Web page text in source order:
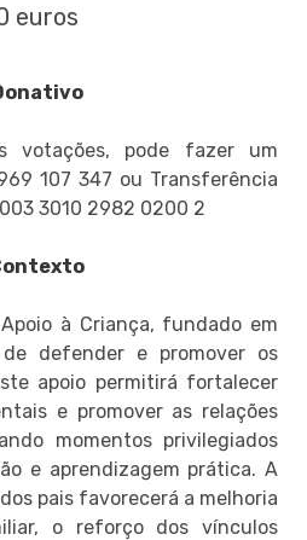
euros
votações, pode fazer um
107 347 ou Transferência
3010 2982 0200 2
à Criança, fundado em
defender e promover os
apoio permitirá fortalecer
e promover as relações
momentos privilegiados
e aprendizagem prática. A
pais favorecerá a melhoria
o reforço dos vínculos